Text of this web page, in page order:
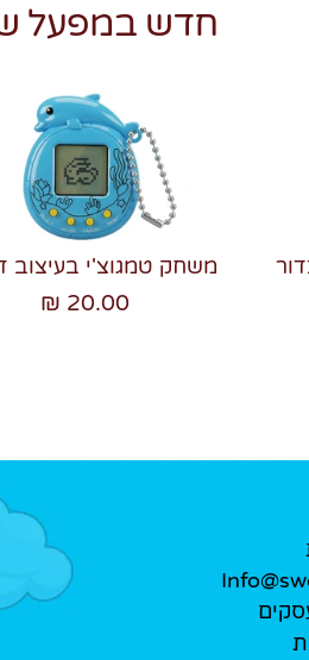
חדש במפעל
משחק טמגוצ'י בעיצוב
20.00 ₪